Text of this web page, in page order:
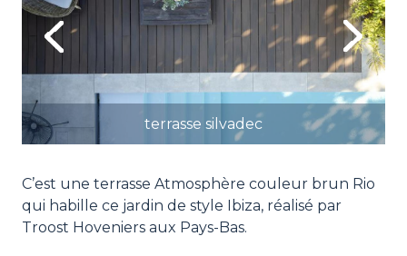
Previous
terrasse silvadec
Next
C’est une terrasse Atmosphère couleur brun Rio
qui habille ce jardin de style Ibiza, réalisé par
Troost Hoveniers aux Pays-Bas.